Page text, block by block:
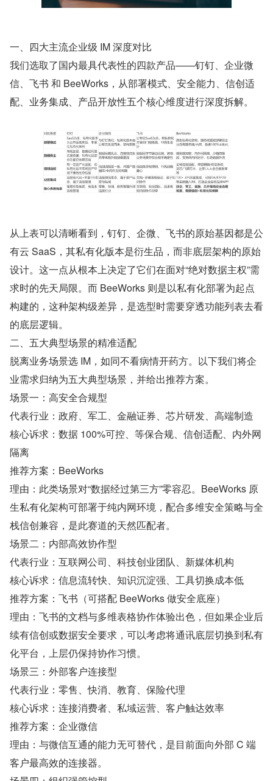
一、四大主流企业级 IM 深度对比
我们选取了国内最具代表性的四款产品——钉钉、企业微
信、飞书 和 BeeWorks，从部署模式、安全能力、信创适
配、业务集成、产品开放性五个核心维度进行深度拆解。
从上表可以清晰看到，钉钉、企微、飞书的原始基因都是公
有云 SaaS，其私有化版本是衍生品，而非底层架构的原始
设计。这一点从根本上决定了它们在面对“绝对数据主权”需
求时的先天局限。而 BeeWorks 则是以私有化部署为起点
构建的，这种架构级差异，是选型时需要穿透功能列表去看
的底层逻辑。
二、五大典型场景的精准适配
脱离业务场景选 IM，如同不看病情开药方。以下我们将企
业需求归纳为五大典型场景，并给出推荐方案。
场景一：高安全合规型
代表行业：政府、军工、金融证券、芯片研发、高端制造
核心诉求：数据 100%可控、等保合规、信创适配、内外网
隔离
推荐方案：BeeWorks
理由：此类场景对“数据经过第三方”零容忍。BeeWorks 原
生私有化架构可部署于纯内网环境，配合多维安全策略与全
栈信创兼容，是此赛道的天然匹配者。
场景二：内部高效协作型
代表行业：互联网公司、科技创业团队、新媒体机构
核心诉求：信息流转快、知识沉淀强、工具切换成本低
推荐方案：飞书（可搭配 BeeWorks 做安全底座）
理由：飞书的文档与多维表格协作体验出色，但如果企业后
续有信创或数据安全要求，可以考虑将通讯底层切换到私有
化平台，上层仍保持协作习惯。
场景三：外部客户连接型
代表行业：零售、快消、教育、保险代理
核心诉求：连接消费者、私域运营、客户触达效率
推荐方案：企业微信
理由：与微信互通的能力无可替代，是目前面向外部 C 端
客户最高效的连接器。